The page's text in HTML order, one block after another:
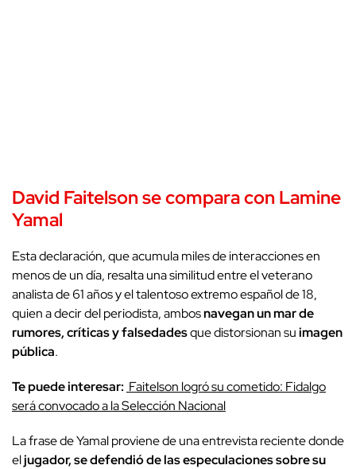
David Faitelsonse compara con Lamine
Yamal
Esta declaración, que acumula miles de interacciones en
menos de un día, resalta unasimilitud entre el veterano
analista de 61 años y el talentoso extremo español de 18,
quien a decir del periodista, ambosnavegan un mar de
rumores, críticas y falsedadesque distorsionan suimagen
pública.
Te puede interesar: Faitelson logró su cometido: Fidalgo
será convocado a la Selección Nacional
La frase de Yamal proviene de una entrevista reciente donde
eljugador, se defendió de las especulaciones sobre su